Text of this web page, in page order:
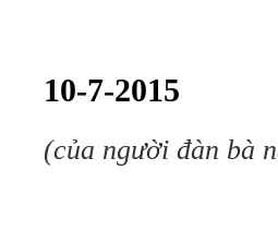
10-7-2015
(của người đàn bà